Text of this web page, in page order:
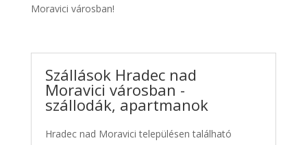
Moravici városban!
Szállások Hradec nad
Moravici városban -
szállodák, apartmanok
Hradec nad Moravici településen található